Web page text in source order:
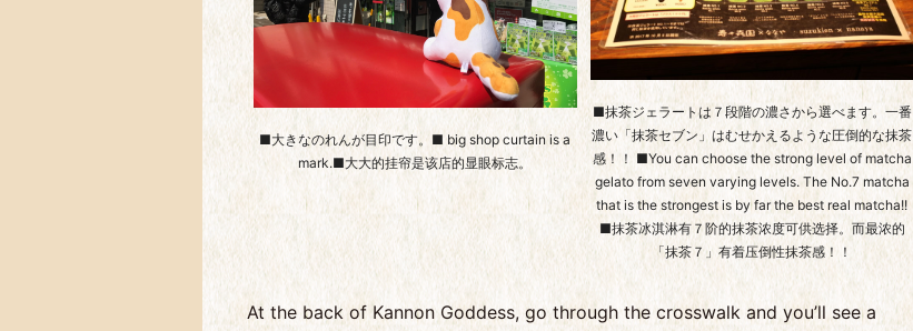
■大きなのれんが目印です。■ big shop curtain is a
mark.■大大的挂帘是该店的显眼标志。
■抹茶ジェラートは７段階の濃さから選べます。一番
濃い「抹茶セブン」はむせかえるような圧倒的な抹茶
感！！ ■You can choose the strong level of matcha
gelato from seven varying levels. The No.7 matcha
that is the strongest is by far the best real matcha!!
■抹茶冰淇淋有７阶的抹茶浓度可供选择。而最浓的
「抹茶７」有着压倒性抹茶感！！
At the back of Kannon Goddess, go through the crosswalk and you’ll see a